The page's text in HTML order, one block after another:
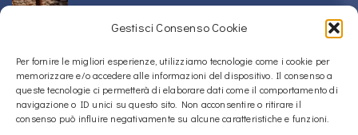
Gestisci Consenso Cookie
Per fornire le migliori esperienze, utilizziamo tecnologie come i cookie per
memorizzare e/o accedere alle informazioni del dispositivo. Il consenso a
queste tecnologie ci permetterà di elaborare dati come il comportamento di
navigazione o ID unici su questo sito. Non acconsentire o ritirare il
consenso può influire negativamente su alcune caratteristiche e funzioni.
24/02/2026
Sos Nurattolos Nuragic Complex in Alà dei
Sardi
23/02/2026